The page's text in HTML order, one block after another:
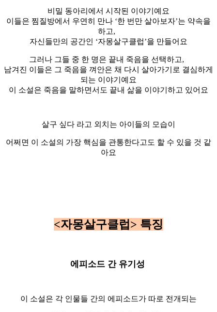
비밀 동아리에서 시작된 이야기예요
이들은 찜질방에서 우연히 만나 ‘한 번만 살아보자’는 약속을
하고,
자신들만의 공간인 ‘자몽살구클럽’을 만들어요
그러나 그들 중 한 명은 끝내 죽음을 선택하고,
남겨진 이들은 그 죽음을 껴안은 채 다시 살아가기로 결심하게
되는 이야기예요
이 소설은 죽음을 말하면서도 끝내 삶을 이야기하고 있어요
살구 싶다 라고 외치는 아이들의 모습이
어쩌면 이 소설의 가장 핵심을 관통한다고도 할 수 있을 것 같
아요
<자몽살구클럽> 특징
에피소드 간 유기성
이 소설은 각 인물들 간의 에피소드가 따로 전개되는